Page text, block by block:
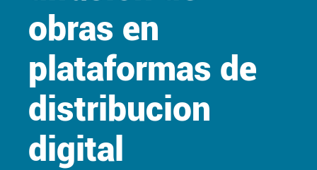
obras en
plataformas de
distribucion
digital